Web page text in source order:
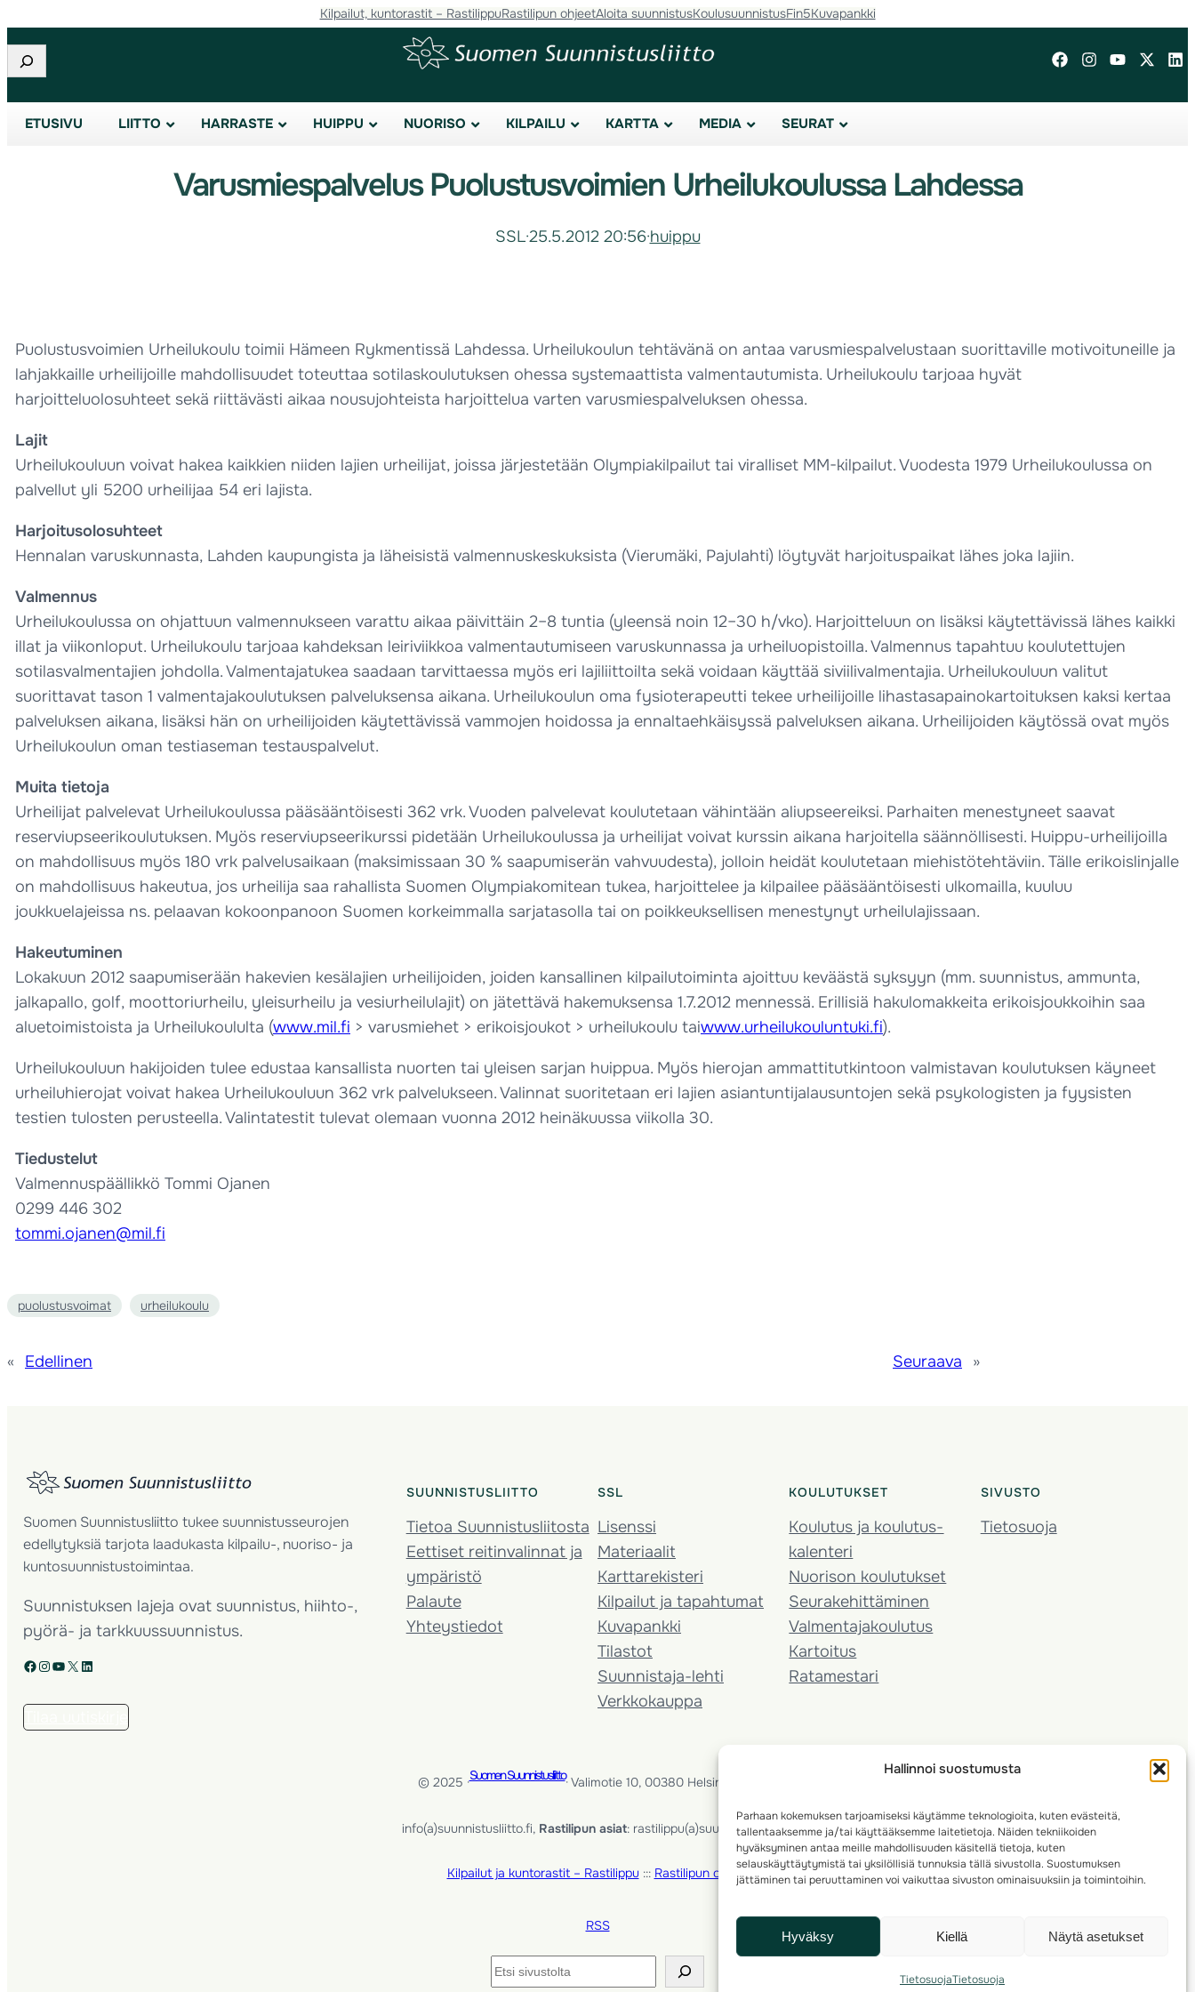
Hallinnoi suostumusta
Parhaan kokemuksen tarjoamiseksi käytämme teknologioita, kuten evästeitä,
tallentaaksemme ja/tai käyttääksemme laitetietoja. Näiden tekniikoiden
hyväksyminen antaa meille mahdollisuuden käsitellä tietoja, kuten
selauskäyttäytymistä tai yksilöllisiä tunnuksia tällä sivustolla. Suostumuksen
jättäminen tai peruuttaminen voi vaikuttaa sivuston ominaisuuksiin ja toimintoihin.
Hyväksy Kiellä Näytä asetukset
TietosuojaTietosuoja
Kilpailut, kuntorastit – RastilippuRastilipun ohjeetAloita suunnistusKoulusuunnistusFin5Kuvapankki
Etsi
ETUSIVU LIITTO HARRASTE HUIPPU NUORISO KILPAILU KARTTA MEDIA SEURAT
Varusmiespalvelus Puolustusvoimien Urheilukoulussa Lahdessa
SSL·25.5.2012 20:56·huippu
Puolustusvoimien Urheilukoulu toimii Hämeen Rykmentissä Lahdessa. Urheilukoulun tehtävänä on antaa varusmiespalvelustaan suorittaville motivoituneille ja
lahjakkaille urheilijoille mahdollisuudet toteuttaa sotilaskoulutuksen ohessa systemaattista valmentautumista. Urheilukoulu tarjoaa hyvät
harjoitteluolosuhteet sekä riittävästi aikaa nousujohteista harjoittelua varten varusmiespalveluksen ohessa.
Lajit
Urheilukouluun voivat hakea kaikkien niiden lajien urheilijat, joissa järjestetään Olympiakilpailut tai viralliset MM-kilpailut. Vuodesta 1979 Urheilukoulussa on
palvellut yli 5200 urheilijaa 54 eri lajista.
Harjoitusolosuhteet
Hennalan varuskunnasta, Lahden kaupungista ja läheisistä valmennuskeskuksista (Vierumäki, Pajulahti) löytyvät harjoituspaikat lähes joka lajiin.
Valmennus
Urheilukoulussa on ohjattuun valmennukseen varattu aikaa päivittäin 2–8 tuntia (yleensä noin 12–30 h/vko). Harjoitteluun on lisäksi käytettävissä lähes kaikki
illat ja viikonloput. Urheilukoulu tarjoaa kahdeksan leiriviikkoa valmentautumiseen varuskunnassa ja urheiluopistoilla. Valmennus tapahtuu koulutettujen
sotilasvalmentajien johdolla. Valmentajatukea saadaan tarvittaessa myös eri lajiliittoilta sekä voidaan käyttää siviilivalmentajia. Urheilukouluun valitut
suorittavat tason 1 valmentajakoulutuksen palveluksensa aikana. Urheilukoulun oma fysioterapeutti tekee urheilijoille lihastasapainokartoituksen kaksi kertaa
palveluksen aikana, lisäksi hän on urheilijoiden käytettävissä vammojen hoidossa ja ennaltaehkäisyssä palveluksen aikana. Urheilijoiden käytössä ovat myös
Urheilukoulun oman testiaseman testauspalvelut.
Muita tietoja
Urheilijat palvelevat Urheilukoulussa pääsääntöisesti 362 vrk. Vuoden palvelevat koulutetaan vähintään aliupseereiksi. Parhaiten menestyneet saavat
reserviupseerikoulutuksen. Myös reserviupseerikurssi pidetään Urheilukoulussa ja urheilijat voivat kurssin aikana harjoitella säännöllisesti. Huippu-urheilijoilla
on mahdollisuus myös 180 vrk palvelusaikaan (maksimissaan 30 % saapumiserän vahvuudesta), jolloin heidät koulutetaan miehistötehtäviin. Tälle erikoislinjalle
on mahdollisuus hakeutua, jos urheilija saa rahallista Suomen Olympiakomitean tukea, harjoittelee ja kilpailee pääsääntöisesti ulkomailla, kuuluu
joukkuelajeissa ns. pelaavan kokoonpanoon Suomen korkeimmalla sarjatasolla tai on poikkeuksellisen menestynyt urheilulajissaan.
Hakeutuminen
Lokakuun 2012 saapumiserään hakevien kesälajien urheilijoiden, joiden kansallinen kilpailutoiminta ajoittuu keväästä syksyyn (mm. suunnistus, ammunta,
jalkapallo, golf, moottoriurheilu, yleisurheilu ja vesiurheilulajit) on jätettävä hakemuksensa 1.7.2012 mennessä. Erillisiä hakulomakkeita erikoisjoukkoihin saa
aluetoimistoista ja Urheilukoululta (www.mil.fi > varusmiehet > erikoisjoukot > urheilukoulu taiwww.urheilukouluntuki.fi).
Urheilukouluun hakijoiden tulee edustaa kansallista nuorten tai yleisen sarjan huippua. Myös hierojan ammattitutkintoon valmistavan koulutuksen käyneet
urheiluhierojat voivat hakea Urheilukouluun 362 vrk palvelukseen. Valinnat suoritetaan eri lajien asiantuntijalausuntojen sekä psykologisten ja fyysisten
testien tulosten perusteella. Valintatestit tulevat olemaan vuonna 2012 heinäkuussa viikolla 30.
Tiedustelut
Valmennuspäällikkö Tommi Ojanen
0299 446 302
tommi.ojanen@mil.fi
puolustusvoimat urheilukoulu
« Edellinen Seuraava »
Suomen Suunnistusliitto tukee suunnistusseurojen
edellytyksiä tarjota laadukasta kilpailu-, nuoriso- ja
kuntosuunnistustoimintaa.
Suunnistuksen lajeja ovat suunnistus, hiihto-,
pyörä- ja tarkkuussuunnistus.
Facebook Instagram YouTube X LinkedIn
SUUNNISTUSLIITTO
Tietoa Suunnistusliitosta
Eettiset reitinvalinnat ja
ympäristö
Palaute
Yhteystiedot
SSL
Lisenssi
Materiaalit
Karttarekisteri
Kilpailut ja tapahtumat
Kuvapankki
Tilastot
Suunnistaja-lehti
Verkkokauppa
KOULUTUKSET
Koulutus ja koulutus­
kalenteri
Nuorison koulutukset
Seura­kehittäminen
Valmentaja­koulutus
Kartoitus
Ratamestari
SIVUSTO
Tietosuoja
© 2025 ·Suomen Suunnistusliitto· Valimotie 10, 00380 Helsinki, Finland
info(a)suunnistusliitto.fi, Rastilipun asiat: rastilippu(a)suunnistusliitto.fi
Kilpailut ja kuntorastit – Rastilippu::: Rastilipun ohjeet
RSS
Etsi